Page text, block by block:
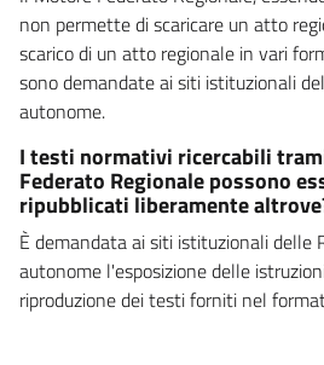
non permette di scaricare un atto
scarico di un atto regionale in vari
sono demandate ai siti istituzionali
autonome.
I testi normativi ricercabili
Federato Regionale possono
ripubblicati liberamente
È demandata ai siti istituzionali delle
autonome l'esposizione delle
riproduzione dei testi forniti nel